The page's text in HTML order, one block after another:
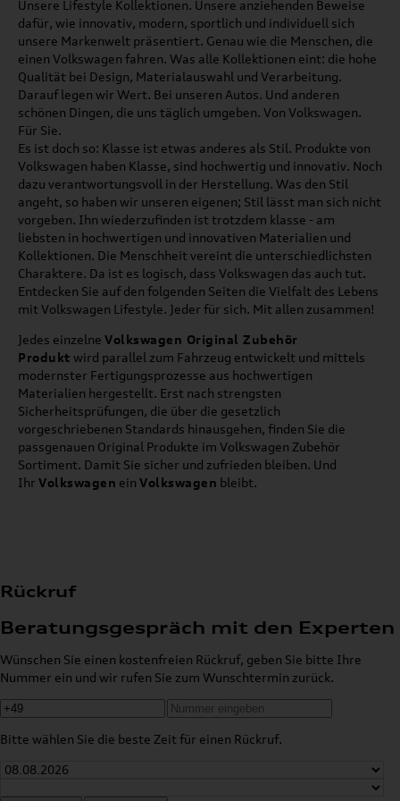
Unsere Lifestyle Kollektionen. Unsere anziehenden Beweise
dafür, wie innovativ, modern, sportlich und individuell sich
unsere Markenwelt präsentiert. Genau wie die Menschen, die
einen Volkswagen fahren. Was alle Kollektionen eint: die hohe
Qualität bei Design, Materialauswahl und Verarbeitung.
Darauf legen wir Wert. Bei unseren Autos. Und anderen
schönen Dingen, die uns täglich umgeben. Von Volkswagen.
Für Sie.
Es ist doch so: Klasse ist etwas anderes als Stil. Produkte von
Volkswagen haben Klasse, sind hochwertig und innovativ. Noch
dazu verantwortungsvoll in der Herstellung. Was den Stil
angeht, so haben wir unseren eigenen; Stil lässt man sich nicht
vorgeben. Ihn wiederzufinden ist trotzdem klasse - am
liebsten in hochwertigen und innovativen Materialien und
Kollektionen. Die Menschheit vereint die unterschiedlichsten
Charaktere. Da ist es logisch, dass Volkswagen das auch tut.
Entdecken Sie auf den folgenden Seiten die Vielfalt des Lebens
mit Volkswagen Lifestyle. Jeder für sich. Mit allen zusammen!
Jedes einzelne Volkswagen Original Zubehör
Produkt wird parallel zum Fahrzeug entwickelt und mittels
modernster Fertigungsprozesse aus hochwertigen
Materialien hergestellt. Erst nach strengsten
Sicherheitsprüfungen, die über die gesetzlich
vorgeschriebenen Standards hinausgehen, finden Sie die
passgenauen Original Produkte im Volkswagen Zubehör
Sortiment. Damit Sie sicher und zufrieden bleiben. Und
Ihr Volkswagen ein Volkswagen bleibt.
Rückruf
Beratungsgespräch mit den Experten
Wünschen Sie einen kostenfreien Rückruf, geben Sie bitte Ihre
Nummer ein und wir rufen Sie zum Wunschtermin zurück.
Bitte wählen Sie die beste Zeit für einen Rückruf.